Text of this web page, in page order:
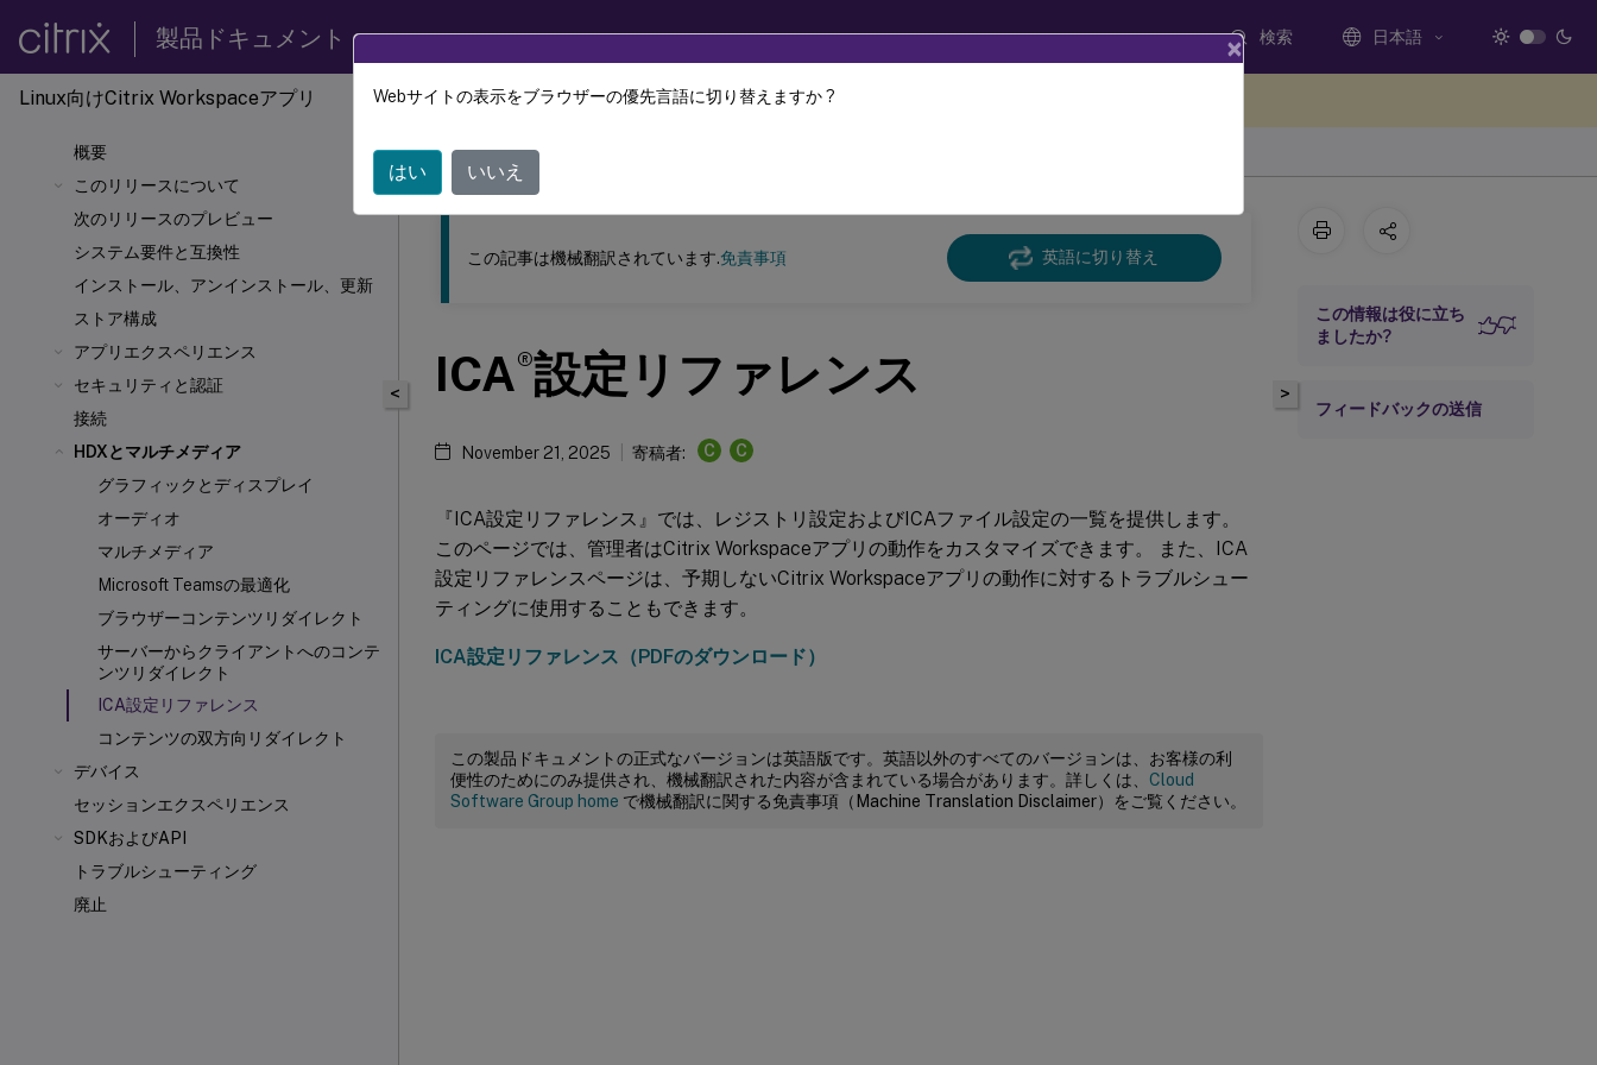
製品ドキュメント 検索 日本語
Linux向けCitrix Workspaceアプリ
概要
このリリースについて
次のリリースのプレビュー
システム要件と互換性
インストール、アンインストール、更新
ストア構成
アプリエクスペリエンス
セキュリティと認証
接続
HDXとマルチメディア
グラフィックとディスプレイ
オーディオ
マルチメディア
Microsoft Teamsの最適化
ブラウザーコンテンツリダイレクト
サーバーからクライアントへのコンテ
ンツリダイレクト
ICA設定リファレンス
コンテンツの双方向リダイレクト
デバイス
セッションエクスペリエンス
SDKおよびAPI
トラブルシューティング
廃止
このコンテンツは動的に機械翻訳されています。
Linux向けCitrix Workspace
<
この記事は機械翻訳されています.免責事項 英語に切り替え
ICA®設定リファレンス
November 21, 2025 寄稿者: C C
『ICA設定リファレンス』では、レジストリ設定およびICAファイル設定の一覧を提供します。
このページでは、管理者はCitrix Workspaceアプリの動作をカスタマイズできます。 また、ICA
設定リファレンスページは、予期しないCitrix Workspaceアプリの動作に対するトラブルシュー
ティングに使用することもできます。
ICA設定リファレンス（PDFのダウンロード）
この製品ドキュメントの正式なバージョンは英語版です。英語以外のすべてのバージョンは、お客様の利
便性のためにのみ提供され、機械翻訳された内容が含まれている場合があります。詳しくは、 Cloud
Software Group home で機械翻訳に関する免責事項（Machine Translation Disclaimer）をご覧ください。
>
この情報は役に立ち
ましたか?
フィードバックの送信
×
Webサイトの表示をブラウザーの優先言語に切り替えますか ?
はい いいえ